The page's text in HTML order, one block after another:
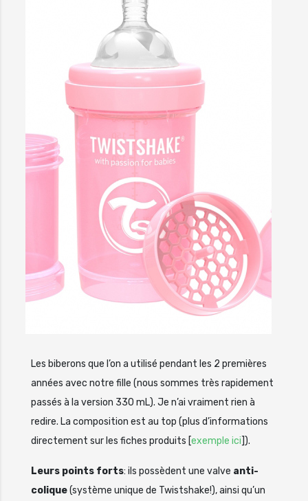
Les biberons que l’on a utilisé pendant les 2 premières
années avec notre fille (nous sommes très rapidement
passés à la version 330 mL). Je n’ai vraiment rien à
redire. La composition est au top (plus d’informations
directement sur les fiches produits [exemple ici]).
Leurs points forts: ils possèdent une valve anti-
colique(système unique de Twistshake!), ainsi qu’un